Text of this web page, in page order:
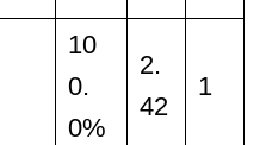
10
0.
0%
2.
42
1